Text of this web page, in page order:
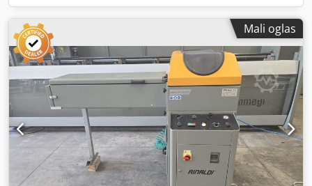
Mali oglas